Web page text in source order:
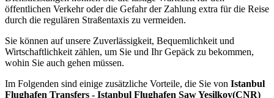
öffentlichen Verkehr oder die Gefahr der Zahlung extra für die Reise
durch die regulären Straßentaxis zu vermeiden.
Sie können auf unsere Zuverlässigkeit, Bequemlichkeit und
Wirtschaftlichkeit zählen, um Sie und Ihr Gepäck zu bekommen,
wohin Sie auch gehen müssen.
Im Folgenden sind einige zusätzliche Vorteile, die Sie von Istanbul
Flughafen Transfers - Istanbul Flughafen Saw Yesilkoy(CNR)